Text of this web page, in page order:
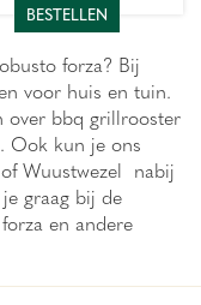
BESTELLEN
forza? Bij
voor huis en tuin.
over bbq grillrooster
Ook kun je ons
Wuustwezel nabij
graag bij de
en andere